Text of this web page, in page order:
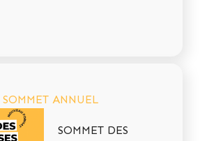
SOMMET ANNUEL
SOMMET DES